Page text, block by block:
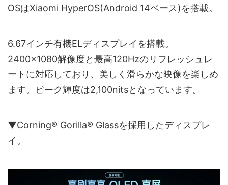
OSはXiaomi HyperOS(Android 14ベース)を搭載。
6.67インチ有機ELディスプレイを搭載。
2400×1080解像度と最高120Hzのリフレッシュレ
ートに対応しており、美しく滑らかな映像を楽しめ
ます。ピーク輝度は2,100nitsとなっています。
▼Corning® Gorilla® Glassを採用したディスプレ
イ。